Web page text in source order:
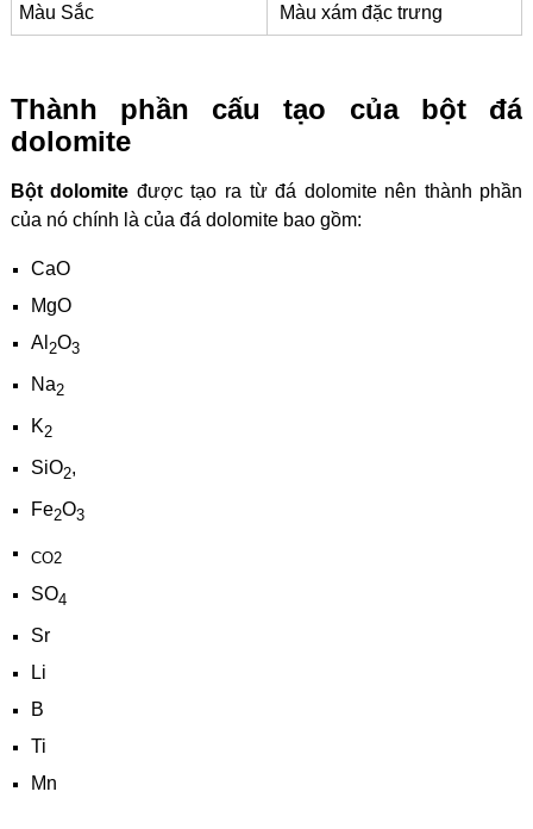
Màu Sắc Màu xám đặc trưng
Thành phần cấu tạo của bột đá
dolomite
Bột dolomite được tạo ra từ đá dolomite nên thành phần
của nó chính là của đá dolomite bao gồm:
CaO
MgO
Al 2O3
Na2
K2
SiO2,
Fe2O3
CO2
SO4
Sr
Li
B
Ti
Mn